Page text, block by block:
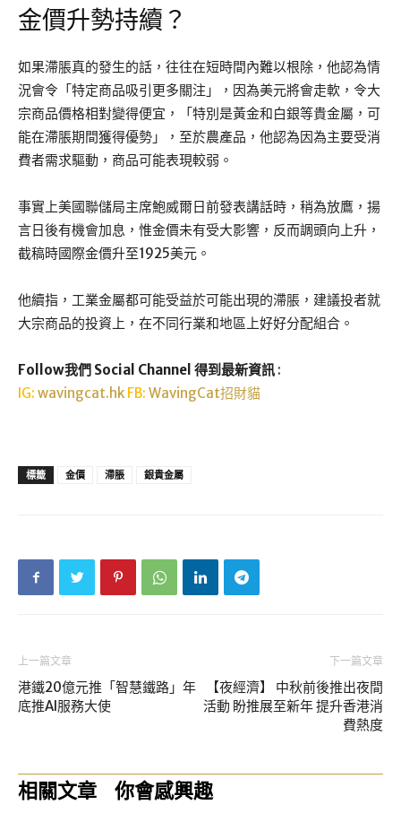
金價升勢持續？
如果滯脹真的發生的話，往往在短時間內難以根除，他認為情
況會令「特定商品吸引更多關注」，因為美元將會走軟，令大
宗商品價格相對變得便宜，「特別是黃金和白銀等貴金屬，可
能在滯脹期間獲得優勢」，至於農產品，他認為因為主要受消
費者需求驅動，商品可能表現較弱。
事實上美國聯儲局主席鮑威爾日前發表講話時，稍為放鷹，揚
言日後有機會加息，惟金價未有受大影響，反而調頭向上升，
截稿時國際金價升至1925美元。
他續指，工業金屬都可能受益於可能出現的滯脹，建議投者就
大宗商品的投資上，在不同行業和地區上好好分配組合。
Follow我們 Social Channel 得到最新資訊 :
IG: wavingcat.hk FB: WavingCat招財貓
標籤 金價 滯脹 銀貴金屬
上一篇文章
港鐵20億元推「智慧鐵路」年
底推AI服務大使
下一篇文章
【夜經濟】 中秋前後推出夜間
活動 盼推展至新年 提升香港消
費熱度
相關文章 你會感興趣